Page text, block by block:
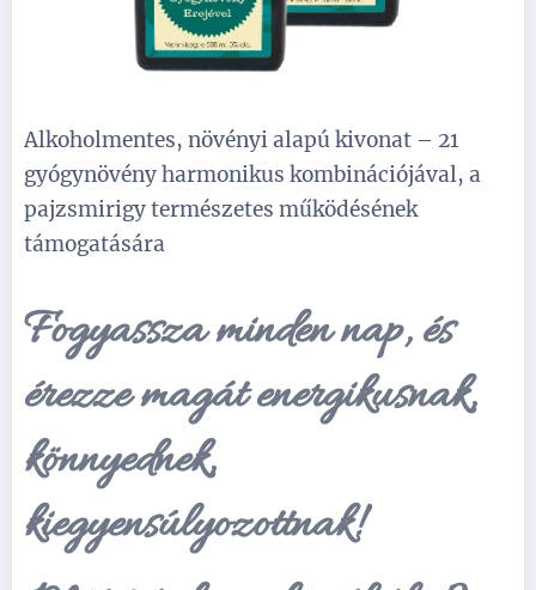
Alkoholmentes, növényi alapú kivonat – 21
gyógynövény harmonikus kombinációjával, a
pajzsmirigy természetes működésének
támogatására
Fogyassza minden nap, és
érezze magát energikusnak,
könnyednek,
kiegyensúlyozottnak!